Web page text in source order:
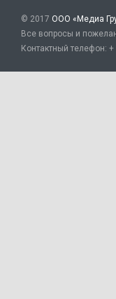
© 2017 ООО «Медиа
Все вопросы и
Контактный телефон: